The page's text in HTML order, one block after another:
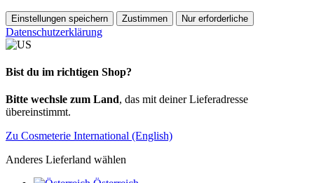
Einstellungen speichern Zustimmen Nur erforderliche
Datenschutzerklärung
Bist du im richtigen Shop?
Bitte wechsle zum Land, das mit deiner Lieferadresse
übereinstimmt.
Zu Cosmeterie International (English)
Anderes Lieferland wählen